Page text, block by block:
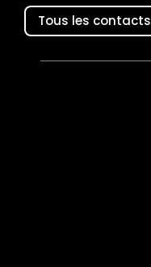
Tous les contacts